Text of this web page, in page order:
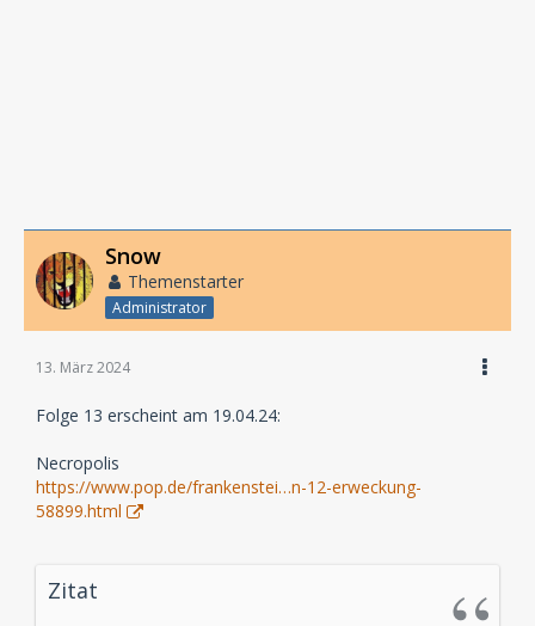
Snow
Themenstarter
Administrator
13. März 2024
Folge 13 erscheint am 19.04.24:
Necropolis
https://www.pop.de/frankenstei…n-12-erweckung-
58899.html
Zitat